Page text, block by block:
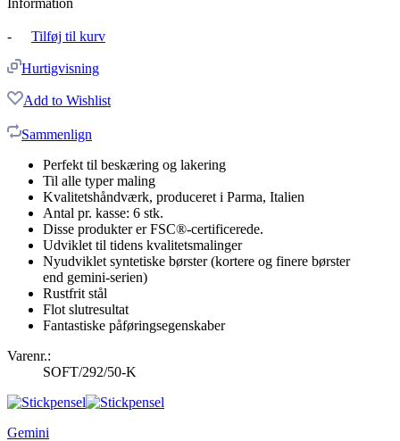
- Tilføj til kurv
Hurtigvisning
Add to Wishlist
Sammenlign
Perfekt til beskæring og lakering
Til alle typer maling
Kvalitetshåndværk, produceret i Parma, Italien
Antal pr. kasse: 6 stk.
Disse produkter er FSC®-certificerede.
Udviklet til tidens kvalitetsmalinger
Nyudviklet syntetiske børster (kortere og finere børster
end gemini-serien)
Rustfrit stål
Flot slutresultat
Fantastiske påføringsegenskaber
Varenr.:
SOFT/292/50-K
Gemini